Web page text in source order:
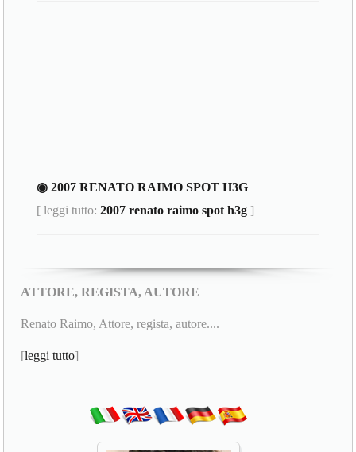
◉ 2007 RENATO RAIMO SPOT H3G
[ leggi tutto:2007 renato raimo spot h3g ]
ATTORE, REGISTA, AUTORE
Renato Raimo, Attore, regista, autore....
[leggi tutto]